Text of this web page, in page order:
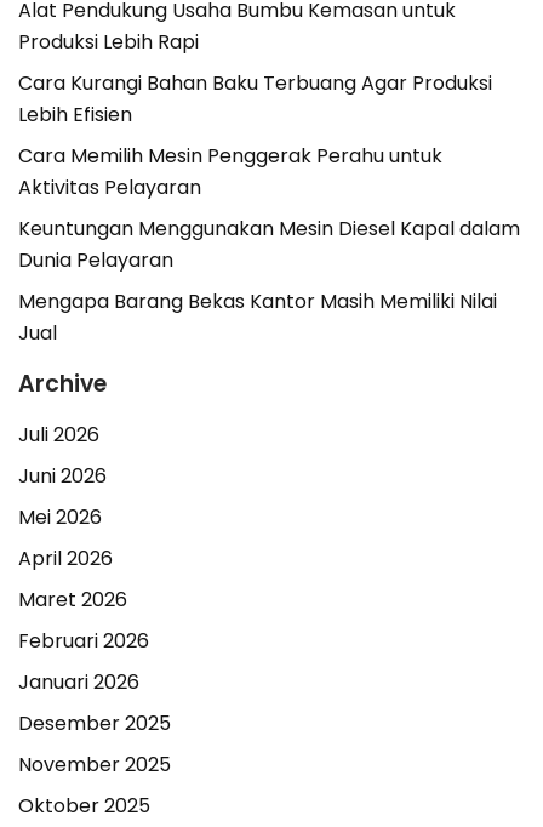
Alat Pendukung Usaha Bumbu Kemasan untuk
Produksi Lebih Rapi
Cara Kurangi Bahan Baku Terbuang Agar Produksi
Lebih Efisien
Cara Memilih Mesin Penggerak Perahu untuk
Aktivitas Pelayaran
Keuntungan Menggunakan Mesin Diesel Kapal dalam
Dunia Pelayaran
Mengapa Barang Bekas Kantor Masih Memiliki Nilai
Jual
Archive
Juli 2026
Juni 2026
Mei 2026
April 2026
Maret 2026
Februari 2026
Januari 2026
Desember 2025
November 2025
Oktober 2025